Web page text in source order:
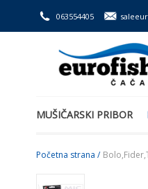
063554405
MUŠIČARSKI PRIBOR
Početna strana /